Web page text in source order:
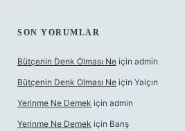
SON YORUMLAR
Bütçenin Denk Olması Ne için admin
Bütçenin Denk Olması Ne için Yalçın
Yerinme Ne Demek için admin
Yerinme Ne Demek için Barış